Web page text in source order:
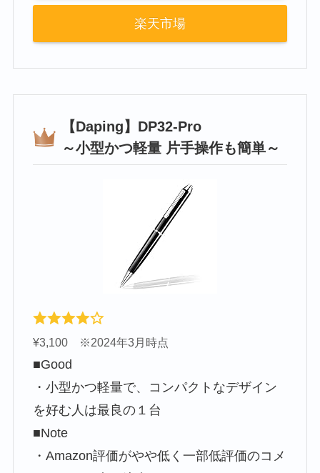
楽天市場
【Daping】DP32-Pro
～小型かつ軽量 片手操作も簡単～
¥3,100 ※2024年3月時点
■Good
・小型かつ軽量で、コンパクトなデザイン
を好む人は最良の１台
■Note
・Amazon評価がやや低く一部低評価のコメ